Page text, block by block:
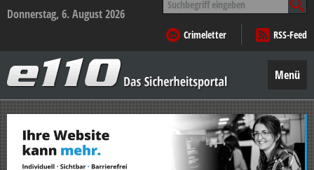
Donnerstag, 6. August 2026
nach:
Crimeletter
RSS-Feed
–
Das
Sicherheitsportal
Menü
Zum
Inhalt
springen